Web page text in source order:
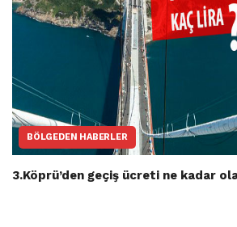
BÖLGEDEN HABERLER
3.Köprü’den geçiş ücreti ne kadar